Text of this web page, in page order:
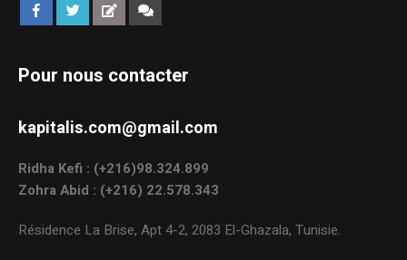
Pour nous contacter
kapitalis.com@gmail.com
Ridha Kefi : (+216)98.324.899
Zohra Abid : (+216) 22.578.343
Résidence La Brise, Apt 4-2, 2083 El-Ghazala, Tunisie.